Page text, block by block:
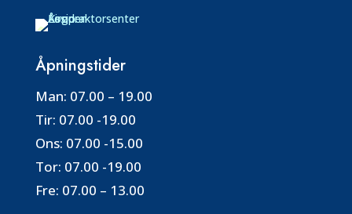
Åpningstider
Man: 07.00 – 19.00
Tir: 07.00 -19.00
Ons: 07.00 -15.00
Tor: 07.00 -19.00
Fre: 07.00 – 13.00